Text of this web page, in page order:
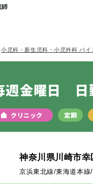
師
小児科・新生児科・小児外科 バイ
週金曜日
クリニック 定期
神奈川県川崎市幸
京浜東北線/東海道本線